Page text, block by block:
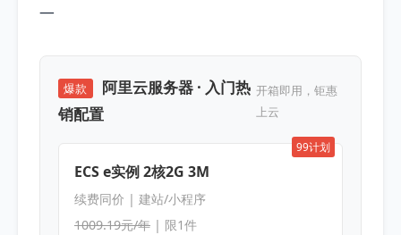
—
爆款
阿里云服务器 · 入门热
销配置
开箱即用，钜惠
上云
99计划
ECS e实例 2核2G 3M
续费同价 | 建站/小程序
1009.19元/年| 限1件